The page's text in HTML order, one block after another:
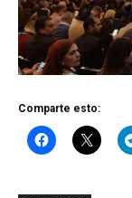
Comparte esto: